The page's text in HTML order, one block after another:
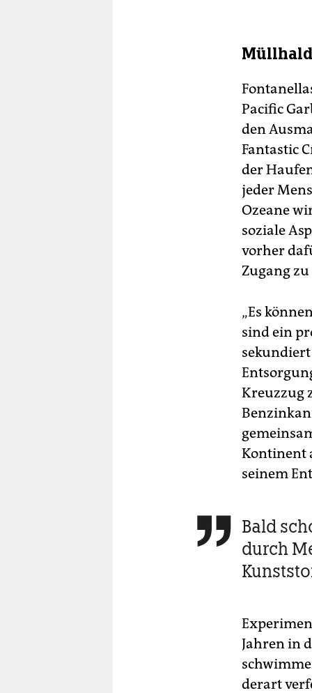
Pacific
den
Fantastic
der
jeder
Ozeane
soziale
vorher
Zugang
„Es
sind ein
Kreuzzug
Kontinent
seinem
 Bald
durch
Jahren in
derart